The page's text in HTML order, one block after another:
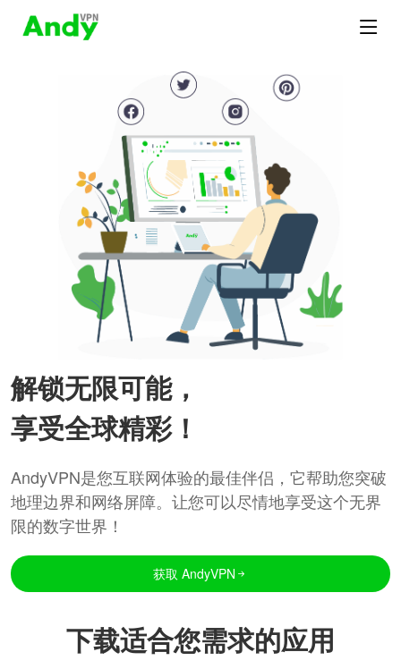
解锁无限可能，
享受全球精彩！
AndyVPN是您互联网体验的最佳伴侣，它帮助您突破
地理边界和网络屏障。让您可以尽情地享受这个无界
限的数字世界！
获取 AndyVPN
下载适合您需求的应用